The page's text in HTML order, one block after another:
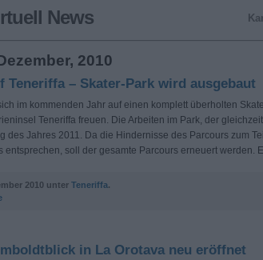
News
2010
Teneriffa – Skater-Park wird ausgebaut
im kommenden Jahr auf einen komplett überholten
Teneriffa freuen. Die Arbeiten im Park, der
des Jahres 2011. Da die Hindernisse des Parcours zum
entsprechen, soll der gesamte Parcours erneuert werden.
2010 unter Teneriffa.
in La Orotava neu eröffnet